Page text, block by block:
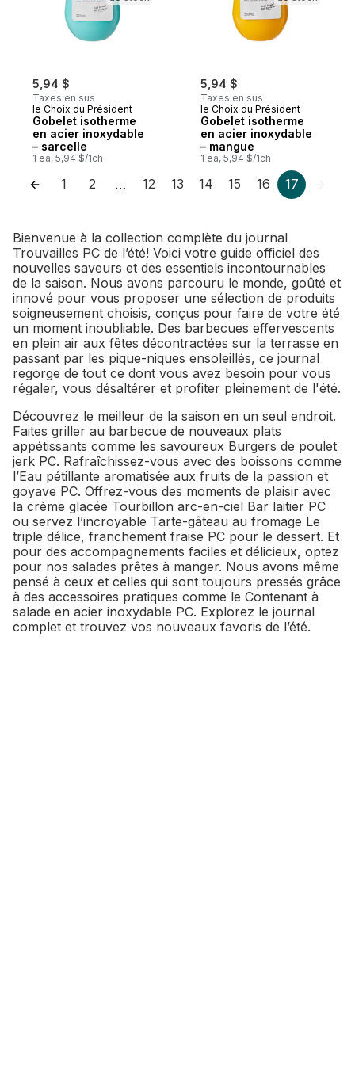
5,94 $
Taxes en sus
le Choix du Président
Gobelet isotherme
en acier inoxydable
– sarcelle
1 ea, 5,94 $/1ch
5,94 $
Taxes en sus
le Choix du Président
Gobelet isotherme
en acier inoxydable
– mangue
1 ea, 5,94 $/1ch
1 2 … 12 13 14 15 16 17
Bienvenue à la collection complète du journal
Trouvailles PC de l’été! Voici votre guide officiel des
nouvelles saveurs et des essentiels incontournables
de la saison. Nous avons parcouru le monde, goûté et
innové pour vous proposer une sélection de produits
soigneusement choisis, conçus pour faire de votre été
un moment inoubliable. Des barbecues effervescents
en plein air aux fêtes décontractées sur la terrasse en
passant par les pique-niques ensoleillés, ce journal
regorge de tout ce dont vous avez besoin pour vous
régaler, vous désaltérer et profiter pleinement de l'été.
Découvrez le meilleur de la saison en un seul endroit.
Faites griller au barbecue de nouveaux plats
appétissants comme les savoureux Burgers de poulet
jerk PC. Rafraîchissez-vous avec des boissons comme
l’Eau pétillante aromatisée aux fruits de la passion et
goyave PC. Offrez-vous des moments de plaisir avec
la crème glacée Tourbillon arc-en-ciel Bar laitier PC
ou servez l’incroyable Tarte-gâteau au fromage Le
triple délice, franchement fraise PC pour le dessert. Et
pour des accompagnements faciles et délicieux, optez
pour nos salades prêtes à manger. Nous avons même
pensé à ceux et celles qui sont toujours pressés grâce
à des accessoires pratiques comme le Contenant à
salade en acier inoxydable PC. Explorez le journal
complet et trouvez vos nouveaux favoris de l’été.